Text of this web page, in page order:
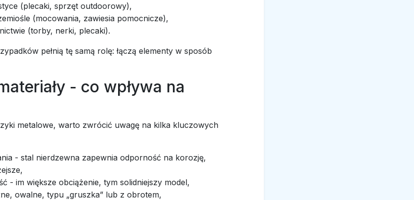
(plecaki, sprzęt outdoorowy),
(mocowania, zawiesia pomocnicze),
(torby, nerki, plecaki).
pełnią tę samą rolę: łączą elementy w sposób
- co wpływa na
metalowe, warto zwrócić uwagę na kilka kluczowych
- stal nierdzewna zapewnia odporność na korozję,
- im większe obciążenie, tym solidniejszy model,
owalne, typu „gruszka” lub z obrotem,